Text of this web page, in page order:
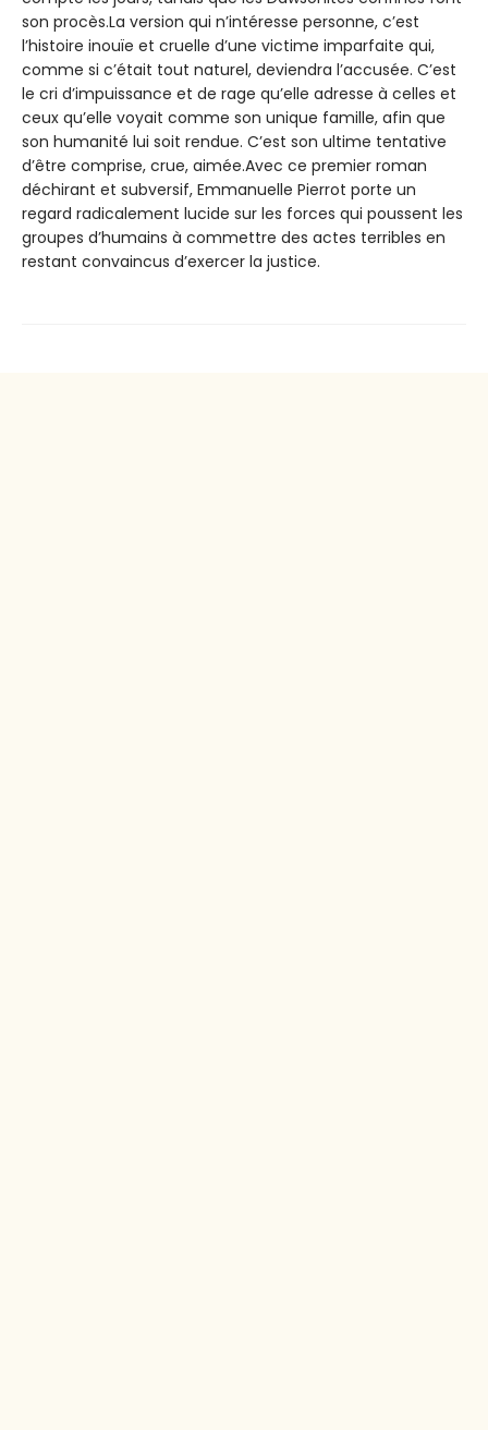
son procès.La version qui n’intéresse personne, c’est
l’histoire inouïe et cruelle d’une victime imparfaite qui,
comme si c’était tout naturel, deviendra l’accusée. C’est
le cri d’impuissance et de rage qu’elle adresse à celles et
ceux qu’elle voyait comme son unique famille, afin que
son humanité lui soit rendue. C’est son ultime tentative
d’être comprise, crue, aimée.Avec ce premier roman
déchirant et subversif, Emmanuelle Pierrot porte un
regard radicalement lucide sur les forces qui poussent les
groupes d’humains à commettre des actes terribles en
restant convaincus d’exercer la justice.